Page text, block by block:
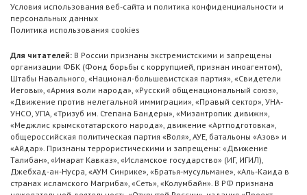
Условия использования веб-сайта и политика конфиденциальности и
персональных данных
Политика использования cookies
Для читателей: В России признаны экстремистскими и запрещены
организации ФБК (Фонд борьбы с коррупцией, признан иноагентом),
Штабы Навального, «Национал-большевистская партия», «Свидетели
Иеговы», «Армия воли народа», «Русский общенациональный союз»,
«Движение против нелегальной иммиграции», «Правый сектор», УНА-
УНСО, УПА, «Тризуб им. Степана Бандеры», «Мизантропик дивижн»,
«Меджлис крымскотатарского народа», движение «Артподготовка»,
общероссийская политическая партия «Воля», АУЕ, батальоны «Азов» и
«Айдар». Признаны террористическими и запрещены: «Движение
Талибан», «Имарат Кавказ», «Исламское государство» (ИГ, ИГИЛ),
Джебхад-ан-Нусра, «АУМ Синрике», «Братья-мусульмане», «Аль-Каида в
странах исламского Магриба», «Сеть», «Колумбайн». В РФ признана